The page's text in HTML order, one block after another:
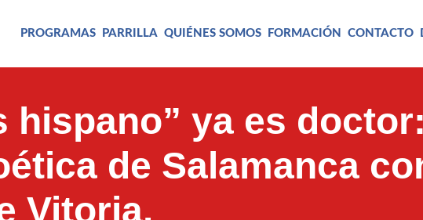
PROGRAMAS PARRILLA QUIÉNES SOMOS FORMACIÓN CONTACTO
hispano” ya es doctor:
de Salamanca
Vitoria.